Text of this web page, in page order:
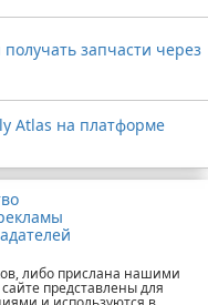
запчасти через
Atlas на платформе
либо прислана нашими
представлены для